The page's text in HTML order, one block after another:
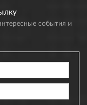
события и